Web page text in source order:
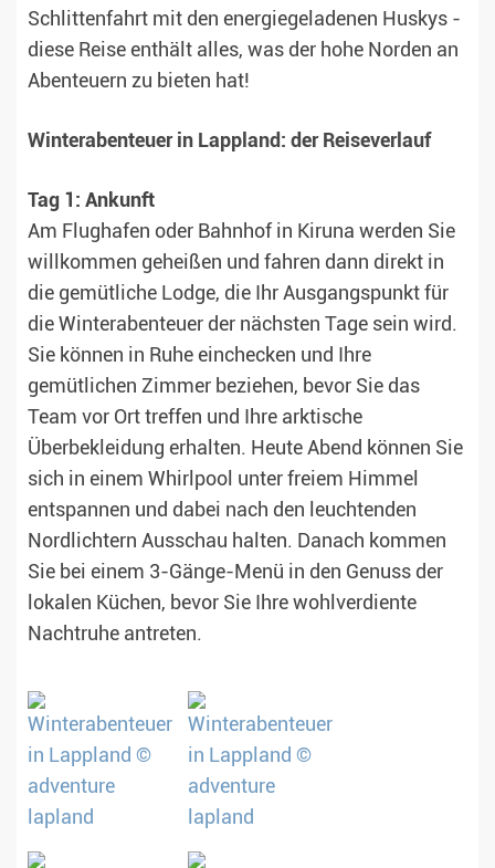
Schlittenfahrt mit den energiegeladenen Huskys -
diese Reise enthält alles, was der hohe Norden an
Abenteuern zu bieten hat!
Winterabenteuer in Lappland: der Reiseverlauf
Tag 1: Ankunft
Am Flughafen oder Bahnhof in Kiruna werden Sie
willkommen geheißen und fahren dann direkt in
die gemütliche Lodge, die Ihr Ausgangspunkt für
die Winterabenteuer der nächsten Tage sein wird.
Sie können in Ruhe einchecken und Ihre
gemütlichen Zimmer beziehen, bevor Sie das
Team vor Ort treffen und Ihre arktische
Überbekleidung erhalten. Heute Abend können Sie
sich in einem Whirlpool unter freiem Himmel
entspannen und dabei nach den leuchtenden
Nordlichtern Ausschau halten. Danach kommen
Sie bei einem 3-Gänge-Menü in den Genuss der
lokalen Küchen, bevor Sie Ihre wohlverdiente
Nachtruhe antreten.